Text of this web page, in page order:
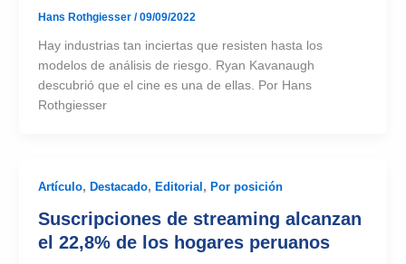
Hans Rothgiesser /09/09/2022
Hay industrias tan inciertas que resisten hasta los
modelos de análisis de riesgo. Ryan Kavanaugh
descubrió que el cine es una de ellas. Por Hans
Rothgiesser
Artículo, Destacado, Editorial , Por posición
Suscripciones de streaming alcanzan
el 22,8% de los hogares peruanos